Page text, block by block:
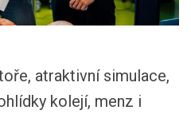
atraktivní simulace,
kolejí, menz i